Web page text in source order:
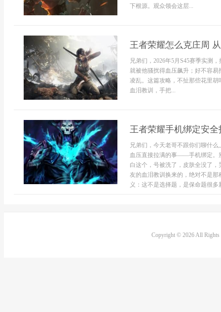
下根源。观众领会这层...
王者荣耀怎么克庄周
兄弟们，2026年5月S45赛季实测
就被他骚扰得血压飙升；好不容
凌乱。这篇攻略，不扯那些花里
血泪教训，手把...
王者荣耀手机绑定安
兄弟们，今天老哥不跟你们聊什
血压直接拉满的事——手机绑定。
白这个，号被洗了，皮肤全没了
友的血泪教训换来的，绝对不是
义：这不是选择题，是保命题很多
Copyright © 2026 All